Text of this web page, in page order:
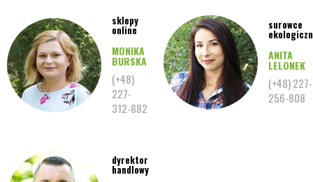
sklepy
online
MONIKA
BURSKA
(+48)
227-
312-882
surowce
ANITA
LELONEK
(+48) 227-
256-808
dyrektor
handlowy